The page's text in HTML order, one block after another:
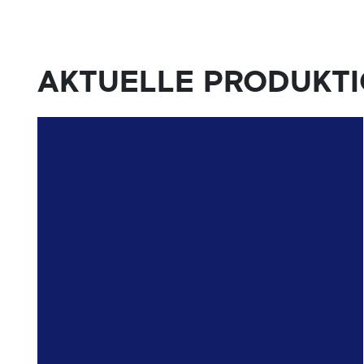
AKTUELLE